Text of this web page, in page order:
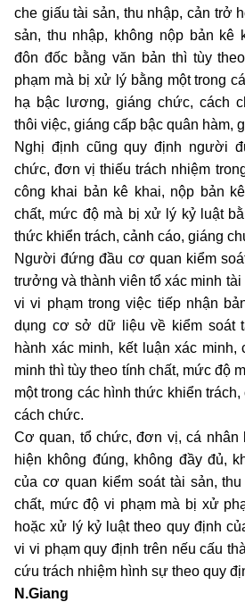
che giấu tài sản, thu nhập, cản trở
sản, thu nhập, không nộp bản kê
đôn đốc bằng văn bản thì tùy
phạm mà bị xử lý bằng một trong
hạ bậc lương, giáng chức, cách
thôi việc, giáng cấp bậc quân hàm,
Nghị định cũng quy định người
chức, đơn vị thiếu trách nhiệm
công khai bản kê khai, nộp bản
chất, mức độ mà bị xử lý kỷ luật
thức khiển trách, cảnh cáo, giáng
Người đứng đầu cơ quan kiểm
trưởng và thành viên tổ xác minh tài
vi vi phạm trong việc tiếp nhận
dụng cơ sở dữ liệu về kiểm soát
hành xác minh, kết luận xác minh,
minh thì tùy theo tính chất, mức độ
một trong các hình thức khiển
cách chức.
Cơ quan, tổ chức, đơn vị, cá nhân
hiện không đúng, không đầy đủ,
của cơ quan kiểm soát tài sản,
chất, mức độ vi phạm mà bị xử
hoặc xử lý kỷ luật theo quy định
vi vi phạm quy định trên nếu cấu
cứu trách nhiệm hình sự theo quy
N.Giang